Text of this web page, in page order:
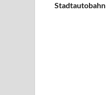
Stadtautobahn